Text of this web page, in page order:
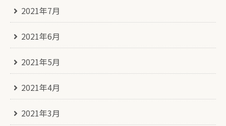
2021年7月
2021年6月
2021年5月
2021年4月
2021年3月